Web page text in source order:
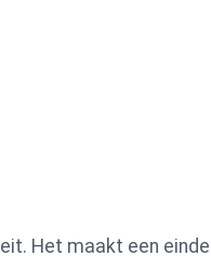
Het maakt een